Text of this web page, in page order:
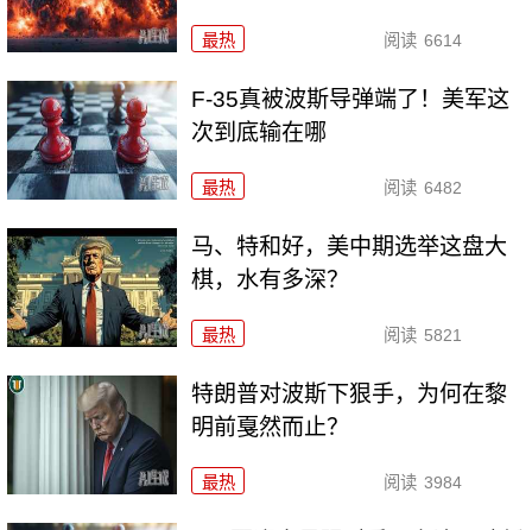
最热 阅读 6614
F-35真被波斯导弹端了！美军这
次到底输在哪
最热 阅读 6482
马、特和好，美中期选举这盘大
棋，水有多深？
最热 阅读 5821
特朗普对波斯下狠手，为何在黎
明前戛然而止？
最热 阅读 3984